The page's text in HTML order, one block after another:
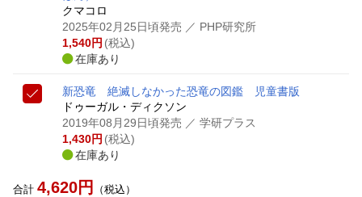
クマコロ
2025年02月25日頃発売 ／ PHP研究所
1,540円 (税込)
在庫あり
新恐竜 絶滅しなかった恐竜の図鑑 児童書版
ドゥーガル・ディクソン
2019年08月29日頃発売 ／ 学研プラス
1,430円 (税込)
在庫あり
合計 4,620円 （税込）